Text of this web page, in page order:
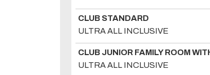
CLUB STANDARD
ULTRA ALL INCLUSIVE
CLUB JUNIOR FAMILY ROOM
ULTRA ALL INCLUSIVE